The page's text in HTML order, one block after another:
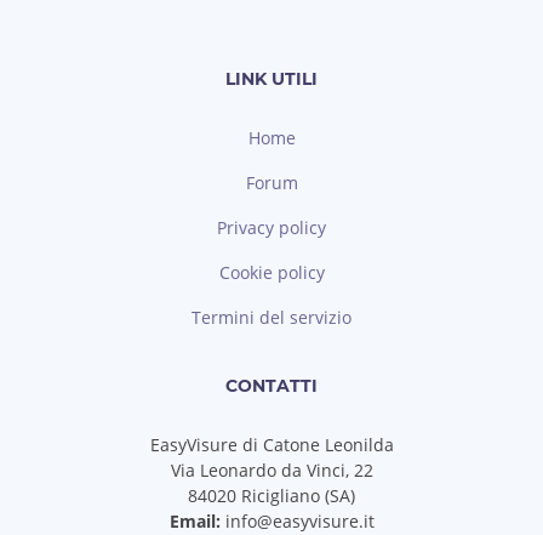
LINK UTILI
Home
Forum
Privacy policy
Cookie policy
Termini del servizio
CONTATTI
EasyVisure di Catone Leonilda
Via Leonardo da Vinci, 22
84020 Ricigliano (SA)
Email: info@easyvisure.it